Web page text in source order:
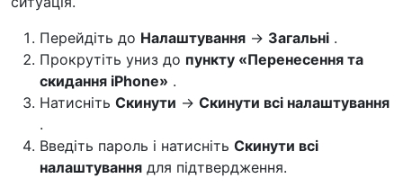
Перейдіть до Налаштування → Загальні .
Прокрутіть униз до пункту «Перенесення та
скидання iPhone» .
Натисніть Скинути → Скинути всі налаштування
.
Введіть пароль і натисніть Скинути всі
налаштування для підтвердження.